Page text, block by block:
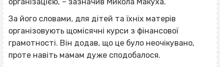
організацією, – зазначив Микола Макуха.
За його словами, для дітей та їхніх матерів
організовують щомісячні курси з фінансової
грамотності. Він додав, що це було неочікувано,
проте навіть мамам дуже сподобалося.